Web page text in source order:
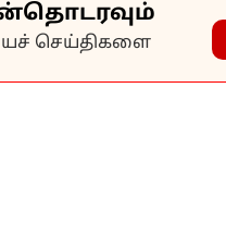
செய்திகளை